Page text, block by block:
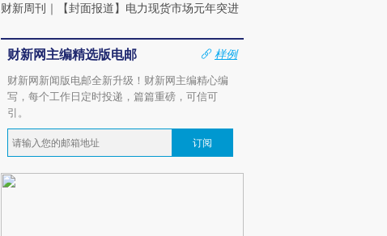
财新周刊 ｜ 【封面报道】电力现货市场元年突进
财新网主编精选版电邮
样例
财新网新闻版电邮全新升级！财新网主编精心编
写，每个工作日定时投递，篇篇重磅，可信可
引。
订阅